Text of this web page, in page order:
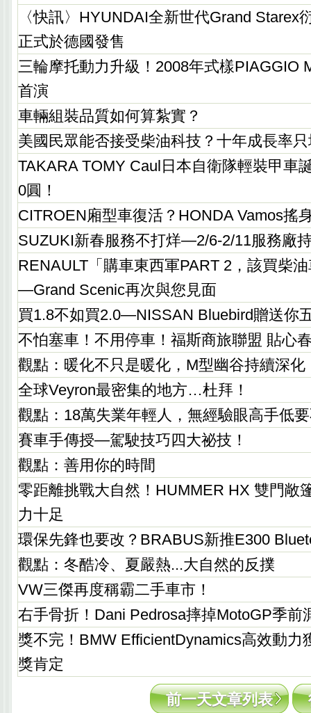
〈快訊〉HYUNDAI全新世代Grand Starex
正式於德國發售
三輪摩托動力升級！2008年式樣PIAGGIO
首演
車輛組裝品質如何算紮實？
美國民眾能否接受柴油科技？十年成長率
TAKARA TOMY Caul日本自衛隊輕裝甲車
0圓！
CITROEN廂型車復活？HONDA Vamos搖
SUZUKI新春服務不打烊—2/6-2/11服務廠
RENAULT「購車東西軍PART 2，該買柴
—Grand Scenic再次與您見面
買1.8不如買2.0—NISSAN Bluebird贈送你
不怕塞車！不用停車！福斯商旅聯盟 貼心
觀點：暖化不只是暖化，M型幽谷持續深化
全球Veyron最密集的地方…杜拜！
觀點：18萬失業年輕人，無經驗眼高手低
賽車手傳授—駕駛技巧四大祕技！
觀點：善用你的時間
零距離挑戰大自然！HUMMER HX 雙門敞
力十足
環保先鋒也要改？BRABUS新推E300
觀點：冬酷冷、夏嚴熱...大自然的反撲
VW三傑再度稱霸二手車市！
右手骨折！Dani Pedrosa摔掉MotoGP季前
獎不完！BMW EfficientDynamics高效動力
獎肯定
前一天文章列表